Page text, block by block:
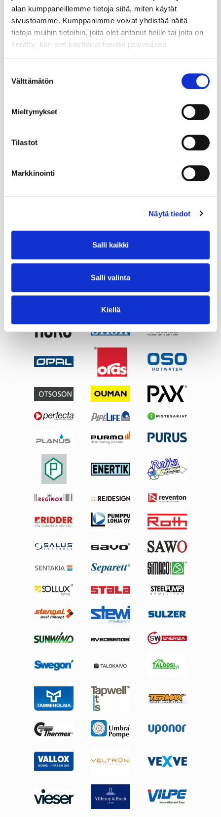
alan kumppaneillemme tietoja siitä, miten käytät
sivustoamme. Kumppanimme voivat yhdistää näitä
tietoja muihin tietoihin, joita olet antanut heille tai joita on
kerätty, kun olet käyttänyt heidän palvelujaan.
valinta
Välttämätön
Mieltymykset
Tilastot
Markkinointi
Näytä tiedot
Salli kaikki
Salli valinta
Kiellä